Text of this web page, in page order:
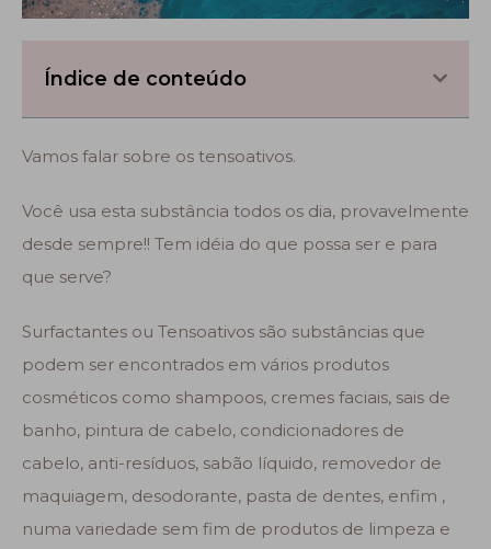
Índice de conteúdo
Vamos falar sobre os tensoativos.
Você usa esta substância todos os dia, provavelmente
desde sempre!! Tem idéia do que possa ser e para
que serve?
Surfactantes ou Tensoativos são substâncias que
podem ser encontrados em vários produtos
cosméticos como shampoos, cremes faciais, sais de
banho, pintura de cabelo, condicionadores de
cabelo, anti-resíduos, sabão líquido, removedor de
maquiagem, desodorante, pasta de dentes, enfim ,
numa variedade sem fim de produtos de limpeza e